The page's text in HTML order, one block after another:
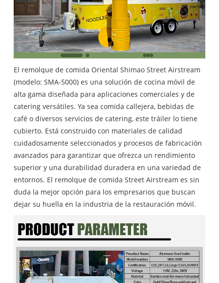
El remolque de comida Oriental Shimao Street Airstream
(modelo: SMA-5000) es una solución de cocina móvil de
alta gama diseñada para aplicaciones comerciales y de
catering versátiles. Ya sea comida callejera, bebidas de
café o diversos servicios de catering, este tráiler lo tiene
cubierto. Está construido con materiales de calidad
cuidadosamente seleccionados y procesos de fabricación
avanzados para garantizar que ofrezca un rendimiento
superior y una durabilidad duradera en una variedad de
entornos. El remolque de comida Street Airstream es sin
duda la mejor opción para los empresarios que buscan
dejar su huella en la industria de la restauración móvil.